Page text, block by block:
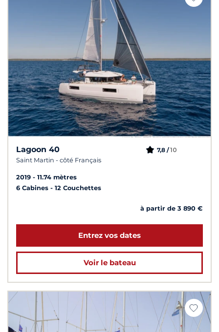
Lagoon 40
Saint Martin - côté Français
7,8 /10
2019
11.74 mètres
6 Cabines
12 Couchettes
à partir de 3 890 €
Entrez vos dates
Voir le bateau